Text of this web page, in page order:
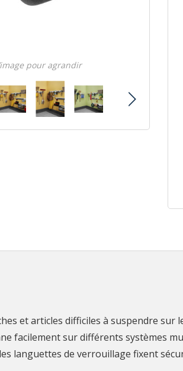
pour agrandir
et articles difficiles à suspendre
facilement sur différents systèmes
languettes de verrouillage fixent